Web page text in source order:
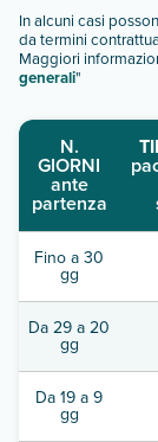
In alcuni casi
da termini
Maggiori
generali"
N.
GIORNI
ante
partenza
Fino a 30
gg
Da 29 a 20
gg
Da 19 a 9
gg